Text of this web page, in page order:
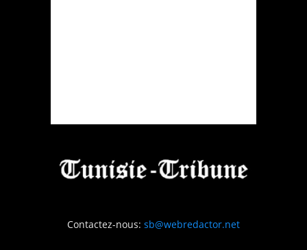
Contactez-nous: sb@webredactor.net